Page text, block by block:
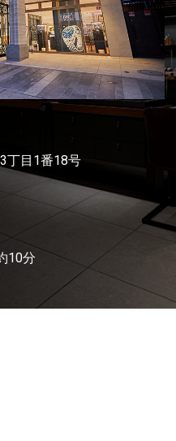
丁目1番18号
10分